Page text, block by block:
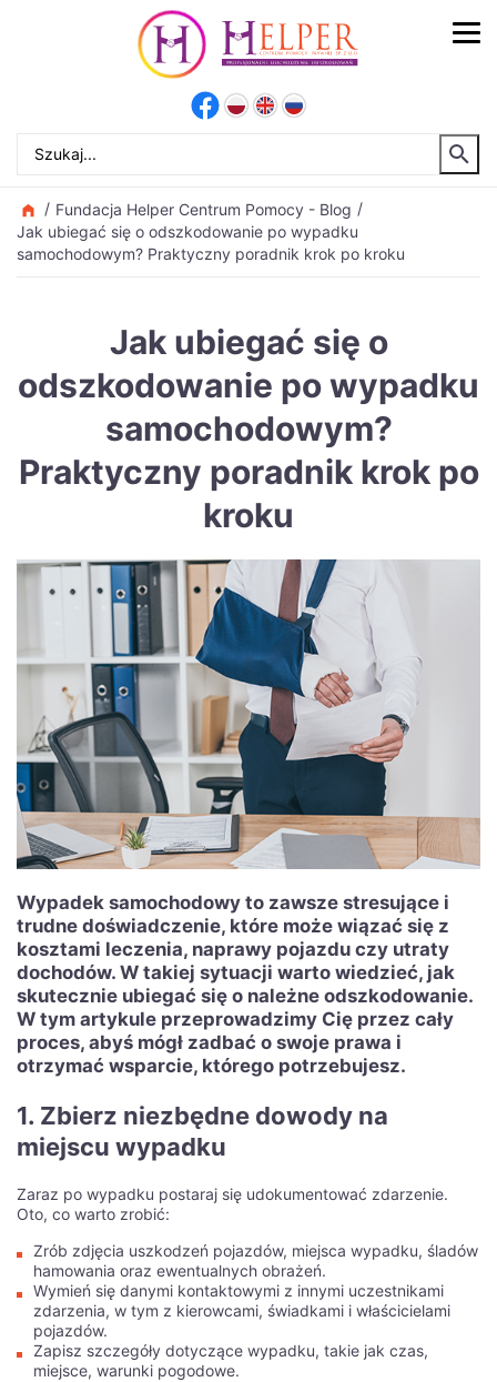
Fundacja Helper Centrum Pomocy - Blog
Jak ubiegać się o odszkodowanie po wypadku
samochodowym? Praktyczny poradnik krok po kroku
Jak ubiegać się o
odszkodowanie po wypadku
samochodowym?
Praktyczny poradnik krok po
kroku
Wypadek samochodowy to zawsze stresujące i
trudne doświadczenie, które może wiązać się z
kosztami leczenia, naprawy pojazdu czy utraty
dochodów. W takiej sytuacji warto wiedzieć, jak
skutecznie ubiegać się o należne odszkodowanie.
W tym artykule przeprowadzimy Cię przez cały
proces, abyś mógł zadbać o swoje prawa i
otrzymać wsparcie, którego potrzebujesz.
1. Zbierz niezbędne dowody na
miejscu wypadku
Zaraz po wypadku postaraj się udokumentować zdarzenie.
Oto, co warto zrobić:
Zrób zdjęcia uszkodzeń pojazdów, miejsca wypadku, śladów
hamowania oraz ewentualnych obrażeń.
Wymień się danymi kontaktowymi z innymi uczestnikami
zdarzenia, w tym z kierowcami, świadkami i właścicielami
pojazdów.
Zapisz szczegóły dotyczące wypadku, takie jak czas,
miejsce, warunki pogodowe.